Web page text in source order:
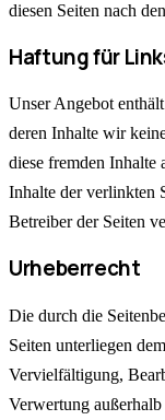
diesen Seiten nach
Haftung für
Unser Angebot
deren Inhalte wir
diese fremden Inhalte
Inhalte der verlinkten
Betreiber der Seiten
Urheberrecht
Die durch die
Seiten unterliegen
Vervielfältigung,
Verwertung